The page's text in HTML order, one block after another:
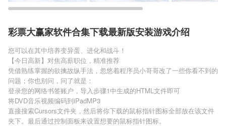
彩票大赢家软件合集下载最新版安装游戏介绍
您可以在其中培养变异蛋、进化和战斗！
【今日高新】对焦高薪职位，精准推荐
凭借熟练掌握的欲擒故纵手法，忽悠着程序员小哥哥改了一些你看不到的
问题；你也别问，问了就是：
登录您的网络书签账户，导入步骤1中生成的HTML文件即可
将DVD音乐视频编码到iPadMP3
直接搜索Cursors文件夹，然后将你下载的鼠标指针图标全部放在该文件
夹下。最后通过控制面板来设置想要的鼠标指针图标。